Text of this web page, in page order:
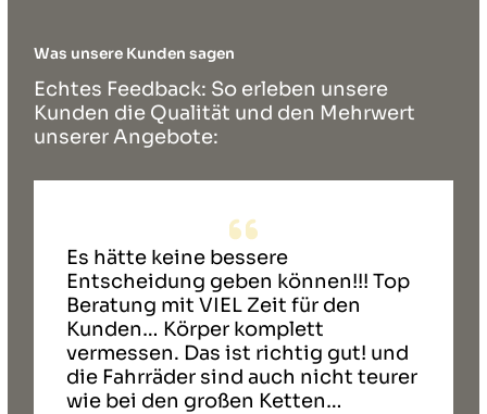
Was unsere Kunden sagen
Echtes Feedback: So erleben unsere
Kunden die Qualität und den Mehrwert
unserer Angebote:
Es hätte keine bessere
Entscheidung geben können!!! Top
Beratung mit VIEL Zeit für den
Kunden… Körper komplett
vermessen. Das ist richtig gut! und
die Fahrräder sind auch nicht teurer
wie bei den großen Ketten…